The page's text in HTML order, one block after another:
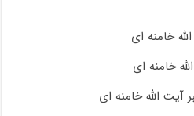
خامنه ای
خامنه ای
آیت الله خامنه ای